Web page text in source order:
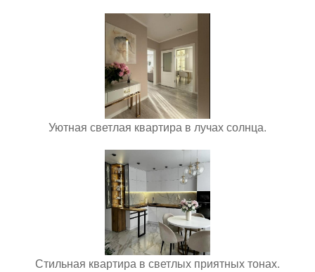
Уютная светлая квартира в лучах солнца.
Стильная квартира в светлых приятных тонах.